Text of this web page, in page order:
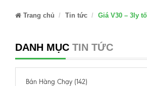
Trang chủ Tin tức Giá V30 – 3ly
DANH MỤC TIN TỨC
Bán Hàng Chạy (142)